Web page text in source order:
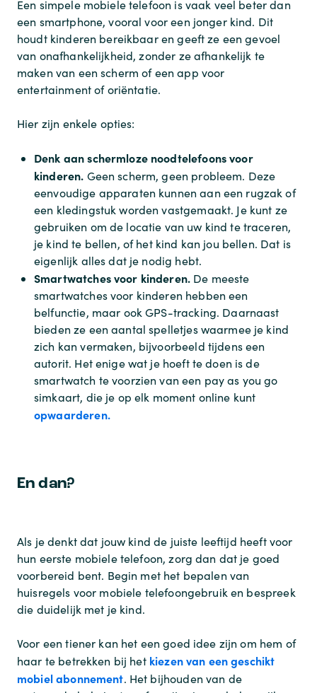
Een simpele mobiele telefoon is vaak veel beter dan
een smartphone, vooral voor een jonger kind. Dit
houdt kinderen bereikbaar en geeft ze een gevoel
van onafhankelijkheid, zonder ze afhankelijk te
maken van een scherm of een app voor
entertainment of oriëntatie.
Hier zijn enkele opties:
Denk aan schermloze noodtelefoons voor
kinderen. Geen scherm, geen probleem. Deze
eenvoudige apparaten kunnen aan een rugzak of
een kledingstuk worden vastgemaakt. Je kunt ze
gebruiken om de locatie van uw kind te traceren,
je kind te bellen, of het kind kan jou bellen. Dat is
eigenlijk alles dat je nodig hebt.
Smartwatches voor kinderen. De meeste
smartwatches voor kinderen hebben een
belfunctie, maar ook GPS-tracking. Daarnaast
bieden ze een aantal spelletjes waarmee je kind
zich kan vermaken, bijvoorbeeld tijdens een
autorit. Het enige wat je hoeft te doen is de
smartwatch te voorzien van een pay as you go
simkaart, die je op elk moment online kunt
opwaarderen.
En dan?
Als je denkt dat jouw kind de juiste leeftijd heeft voor
hun eerste mobiele telefoon, zorg dan dat je goed
voorbereid bent. Begin met het bepalen van
huisregels voor mobiele telefoongebruik en bespreek
die duidelijk met je kind.
Voor een tiener kan het een goed idee zijn om hem of
haar te betrekken bij het kiezen van een geschikt
mobiel abonnement. Het bijhouden van de